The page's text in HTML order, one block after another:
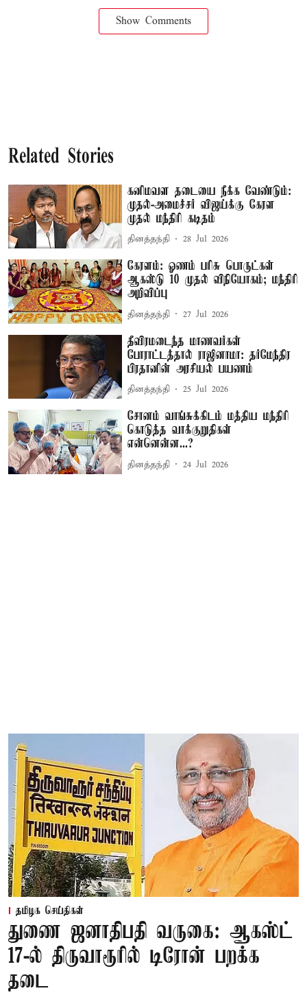
Show Comments
Related Stories
கனிமவள தடையை நீக்க வேண்டும்:
முதல்-அமைச்சர் விஜய்க்கு கேரள
முதல் மந்திரி கடிதம்
தினத்தந்தி 28 Jul 2026
கேரளம்: ஓணம் பரிசு பொருட்கள்
ஆகஸ்டு 10 முதல் விநியோகம்; மந்திரி
அறிவிப்பு
தினத்தந்தி 27 Jul 2026
தீவிரமடைந்த மாணவர்கள்
போராட்டத்தால் ராஜினாமா: தர்மேந்திர
பிரதானின் அரசியல் பயணம்
தினத்தந்தி 25 Jul 2026
சோனம் வாங்சுக்கிடம் மத்திய மந்திரி
கொடுத்த வாக்குறுதிகள்
என்னென்ன...?
தினத்தந்தி 24 Jul 2026
தமிழக செய்திகள்
துணை ஜனாதிபதி வருகை: ஆகஸ்ட்
17-ல் திருவாரூரில் டிரோன் பறக்க
தடை